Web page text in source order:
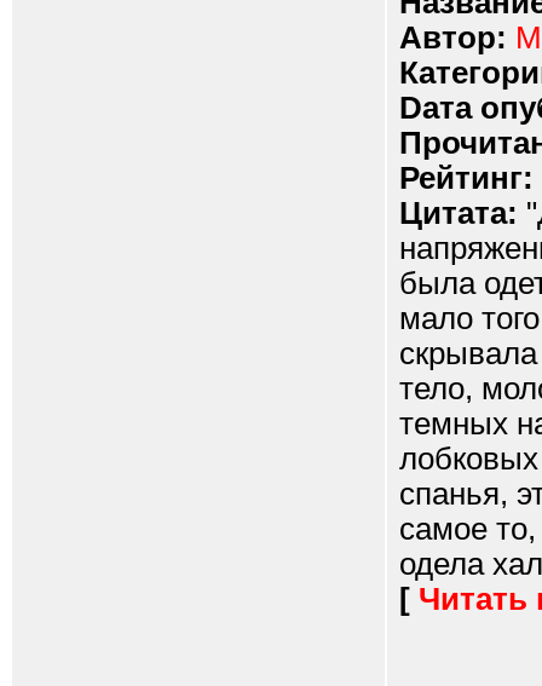
Автор:
Dата
Рейтинг:
Цитата:
была
мало
тело,
темных
спанья,
самое
одела
[ Читать